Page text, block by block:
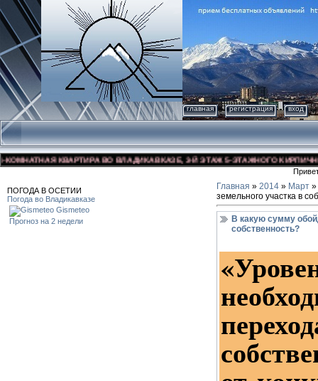
главная регистрация вход
КВАРТИРА ВО ВЛАДИКАВКАЗЕ, 3-Й ЭТАЖ 5-ЭТАЖНОГО
ПОГОДА В ОСЕТИИ
Погода во Владикавказе
Gismeteo
Прогноз на 2 недели
Главная » 2014 » Март »
земельного участка в
В какую сумму
собственность?